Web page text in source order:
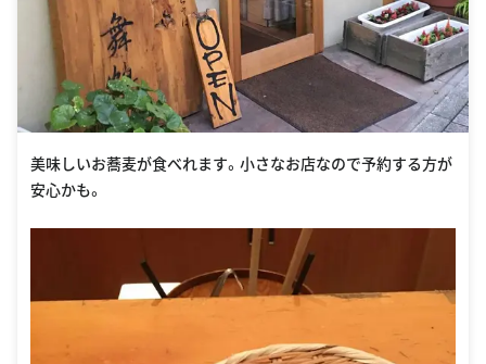
美味しいお蕎麦が食べれます。小さなお店なので予約する方が
安心かも。